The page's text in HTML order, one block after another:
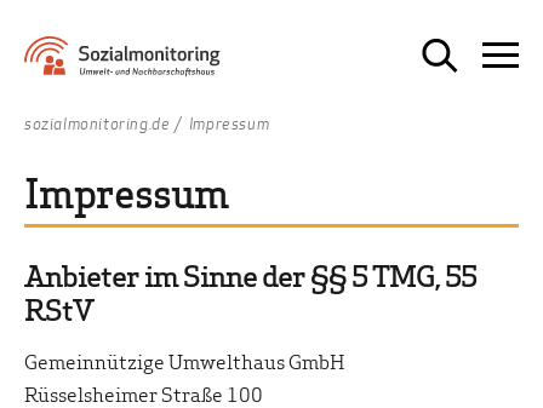
sozialmonitoring.de Impressum
Impressum
Anbieter im Sinne der §§ 5 TMG, 55
RStV
Gemeinnützige Umwelthaus GmbH
Rüsselsheimer Straße 100